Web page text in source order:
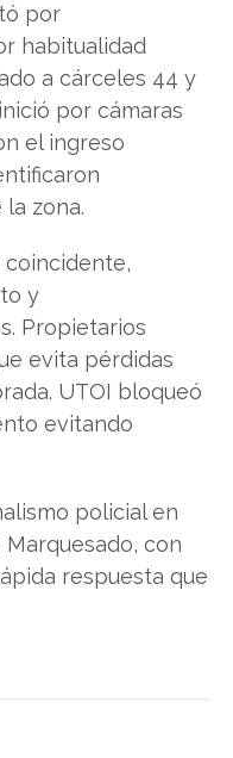
por
habitualidad
a cárceles 44 y
por cámaras
el ingreso
zona.
y
Propietarios
evita pérdidas
UTOI bloqueó
evitando
policial en
con
respuesta que